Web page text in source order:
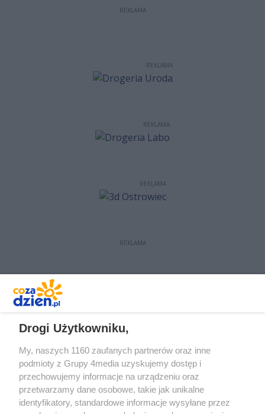
REKLAMA
REKLAMA
REKLAMA
REKLAMA
REKLAMA
Drogi Użytkowniku,
My, naszych 1160 zaufanych partnerów oraz inne
podmioty z Grupy 4media uzyskujemy dostęp i
przechowujemy informacje na urządzeniu oraz
przetwarzamy dane osobowe, takie jak unikalne
identyfikatory, standardowe informacje wysyłane przez